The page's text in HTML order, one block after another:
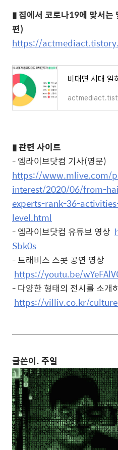
▮집에서 코로나19에 맞서는
편)
https://
▮관련 사이트
- 엠라이브닷컴 기사(영문)
https://www.mlive.com/
interest/2020/06/from-
experts-rank-36-
level.html
-엠라이브닷컴 유튜브 영상
Sbk0s
- 트래비스 스콧 공연 영상
https://youtu.be/
- 다양한 형태의 전시를 소개
https://villiv.co.kr/
글쓴이. 주일